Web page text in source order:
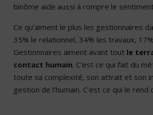
binôme aide aussi à rompre le
Ce qu’aiment le plus les gestionnaires
35% le relationnel, 34% les travaux,
Gestionnaires aiment avant tout le
contact humain. C’est ce qui fait du
toute sa complexité, son attrait et son
gestion de l’humain. C’est ce qui le rend